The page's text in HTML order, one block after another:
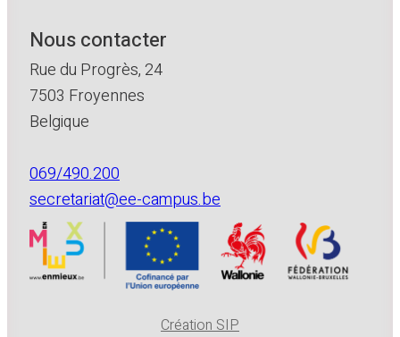
Nous contacter
Rue du Progrès, 24
7503 Froyennes
Belgique
069/490.200
secretariat@ee-campus.be
Création SIP